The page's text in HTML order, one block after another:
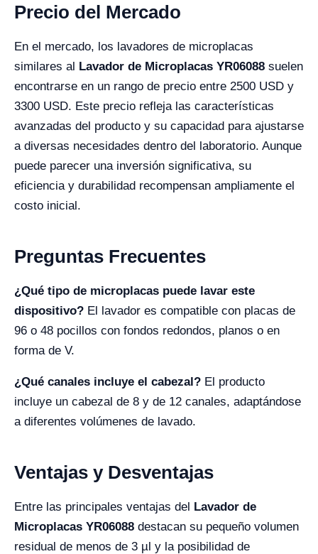
Precio del Mercado
En el mercado, los lavadores de microplacas
similares al Lavador de Microplacas YR06088 suelen
encontrarse en un rango de precio entre 2500 USD y
3300 USD. Este precio refleja las características
avanzadas del producto y su capacidad para ajustarse
a diversas necesidades dentro del laboratorio. Aunque
puede parecer una inversión significativa, su
eficiencia y durabilidad recompensan ampliamente el
costo inicial.
Preguntas Frecuentes
¿Qué tipo de microplacas puede lavar este
dispositivo? El lavador es compatible con placas de
96 o 48 pocillos con fondos redondos, planos o en
forma de V.
¿Qué canales incluye el cabezal? El producto
incluye un cabezal de 8 y de 12 canales, adaptándose
a diferentes volúmenes de lavado.
Ventajas y Desventajas
Entre las principales ventajas del Lavador de
Microplacas YR06088 destacan su pequeño volumen
residual de menos de 3 µl y la posibilidad de